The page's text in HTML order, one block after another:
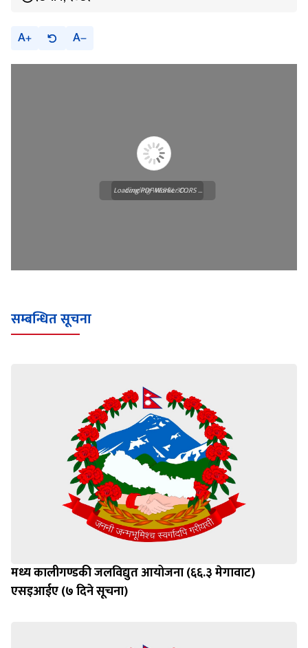
A A
Loading WEBGL 3D ...
Loading PDF Worker CORS ...
सम्बन्धित सूचना
मध्य कालीगण्डकी जलविद्युत आयोजना (६६.३ मेगावाट)
एसइआईए (७ दिने सूचना)